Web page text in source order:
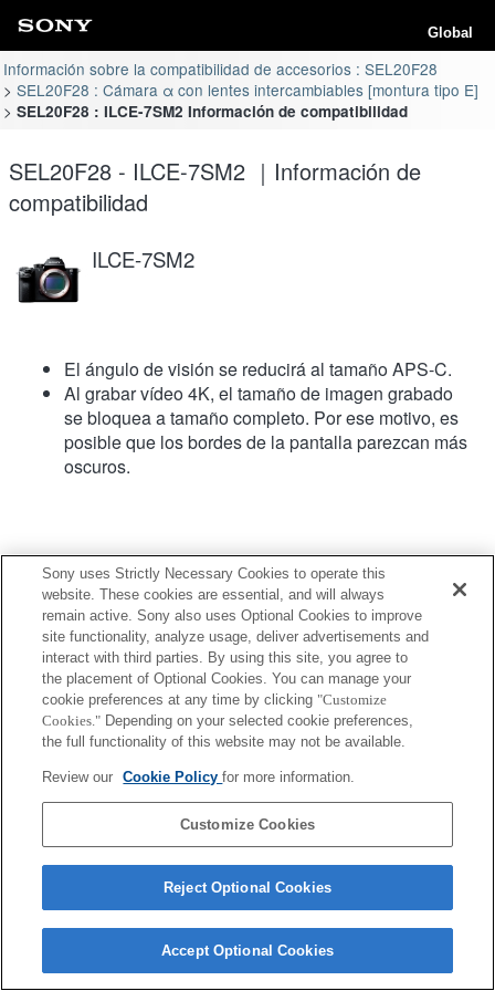
Global
Información sobre la compatibilidad de accesorios : SEL20F28
SEL20F28 : Cámara α con lentes intercambiables [montura tipo E]
SEL20F28 : ILCE-7SM2 Información de compatibilidad
SEL20F28 - ILCE-7SM2 ｜Información de
compatibilidad
ILCE-7SM2
El ángulo de visión se reducirá al tamaño APS-C.
Al grabar vídeo 4K, el tamaño de imagen grabado
se bloquea a tamaño completo. Por ese motivo, es
posible que los bordes de la pantalla parezcan más
oscuros.
Copyright 2026 Sony Corporation
Sony uses Strictly Necessary Cookies to operate this
website. These cookies are essential, and will always
remain active. Sony also uses Optional Cookies to improve
site functionality, analyze usage, deliver advertisements and
interact with third parties. By using this site, you agree to
the placement of Optional Cookies. You can manage your
cookie preferences at any time by clicking "Customize
Cookies." Depending on your selected cookie preferences,
the full functionality of this website may not be available.
Review our Cookie Policyfor more information.
Customize Cookies
Reject Optional Cookies
Accept Optional Cookies